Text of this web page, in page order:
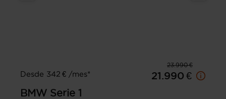
23.990 €
Desde 342 € /mes*
21.990 €
BMW Serie 1